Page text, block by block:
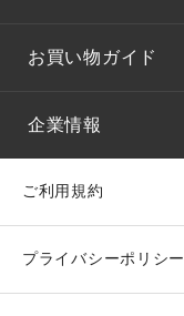
お買い物ガイド
企業情報
ご利用規約
プライバシーポリシー